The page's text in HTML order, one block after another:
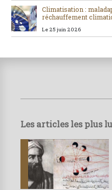
Climatisation :
réchauffement
Le 25 juin 2026
Les articles les plus